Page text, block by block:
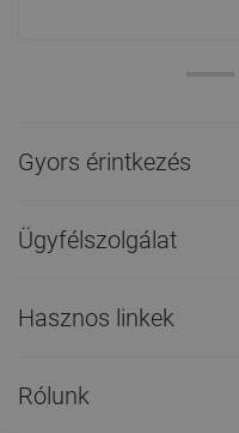
Gyors érintkezés
Ügyfélszolgálat
Hasznos linkek
Rólunk